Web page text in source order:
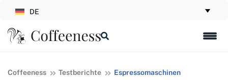
DE
Coffeeness Testberichte Espressomaschinen